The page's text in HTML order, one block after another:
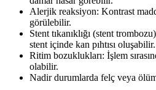
Alerjik reaksiyon: Kontrast
görülebilir.
Stent tıkanıklığı (stent
stent içinde kan pıhtısı oluşabilir.
Ritim bozuklukları: İşlem
olabilir.
Nadir durumlarda felç veya